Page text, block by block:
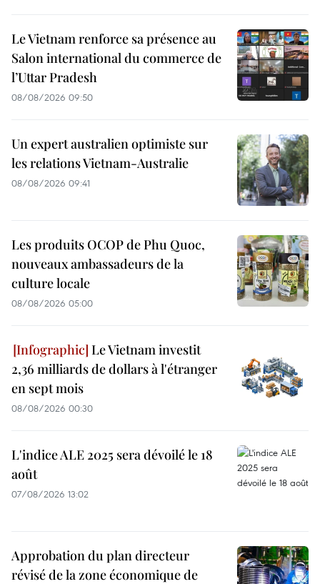
Le Vietnam renforce sa présence au
Salon international du commerce de
l’Uttar Pradesh
08/08/2026 09:50
Un expert australien optimiste sur
les relations Vietnam-Australie
08/08/2026 09:41
Les produits OCOP de Phu Quoc,
nouveaux ambassadeurs de la
culture locale
08/08/2026 05:00
Le Vietnam investit
2,36 milliards de dollars à l'étranger
en sept mois
08/08/2026 00:30
L'indice ALE 2025 sera dévoilé le 18
août
07/08/2026 13:02
Approbation du plan directeur
révisé de la zone économique de